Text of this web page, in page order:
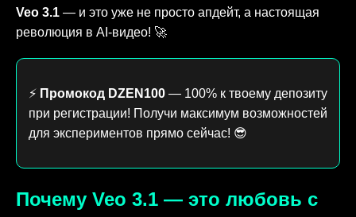
Veo 3.1 — и это уже не просто апдейт, а настоящая
революция в AI-видео! 🚀
⚡ Промокод DZEN100 — 100% к твоему депозиту
при регистрации! Получи максимум возможностей
для экспериментов прямо сейчас! 😎
Почему Veo 3.1 — это любовь с